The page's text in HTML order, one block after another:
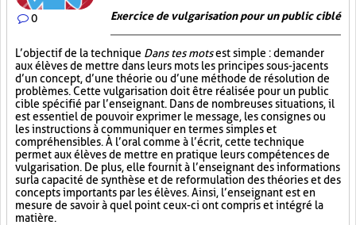
0 Exercice de vulgarisation pour un public ciblé
L’objectif de la technique Dans tes motsest simple : demander
aux élèves de mettre dans leurs mots les principes sous-jacents
d’un concept, d’une théorie ou d’une méthode de résolution de
problèmes. Cette vulgarisation doit être réalisée pour un public
cible spécifié par l’enseignant. Dans de nombreuses situations, il
est essentiel de pouvoir exprimer le message, les consignes ou
les instructions à communiquer en termes simples et
compréhensibles. À l’oral comme à l’écrit, cette technique
permet aux élèves de mettre en pratique leurs compétences de
vulgarisation. De plus, elle fournit à l’enseignant des informations
sur la capacité de synthèse et de reformulation des théories et des
concepts importants par les élèves. Ainsi, l’enseignant est en
mesure de savoir à quel point ceux-ci ont compris et intégré la
matière.